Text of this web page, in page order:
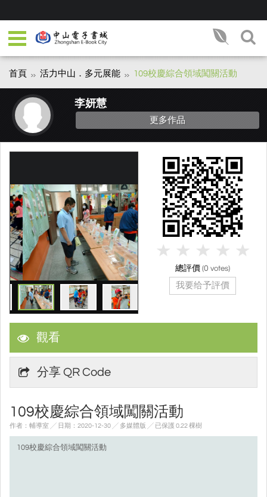
首頁 活力中山．多元展能 109校慶綜合領域闖關活動
李妍慧
更多作品
觀看
分享 QR Code
109校慶綜合領域闖關活動
作者：輔導室 ╱ 日期：2020-12-30 ╱ 多媒體版 ╱ 已保護 0.22 棵樹
109校慶綜合領域闖關活動
總評價(0 votes)
我要给予評價